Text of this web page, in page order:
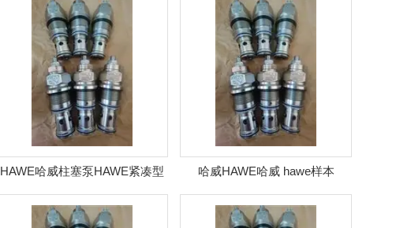
HAWE哈威柱塞泵HAWE紧凑型
泵站HC
哈威HAWE哈威 hawe样本